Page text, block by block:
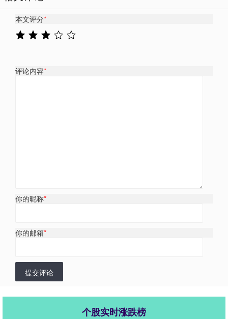
本文评分*
评论内容*
你的昵称*
你的邮箱*
提交评论
个股实时涨跌榜